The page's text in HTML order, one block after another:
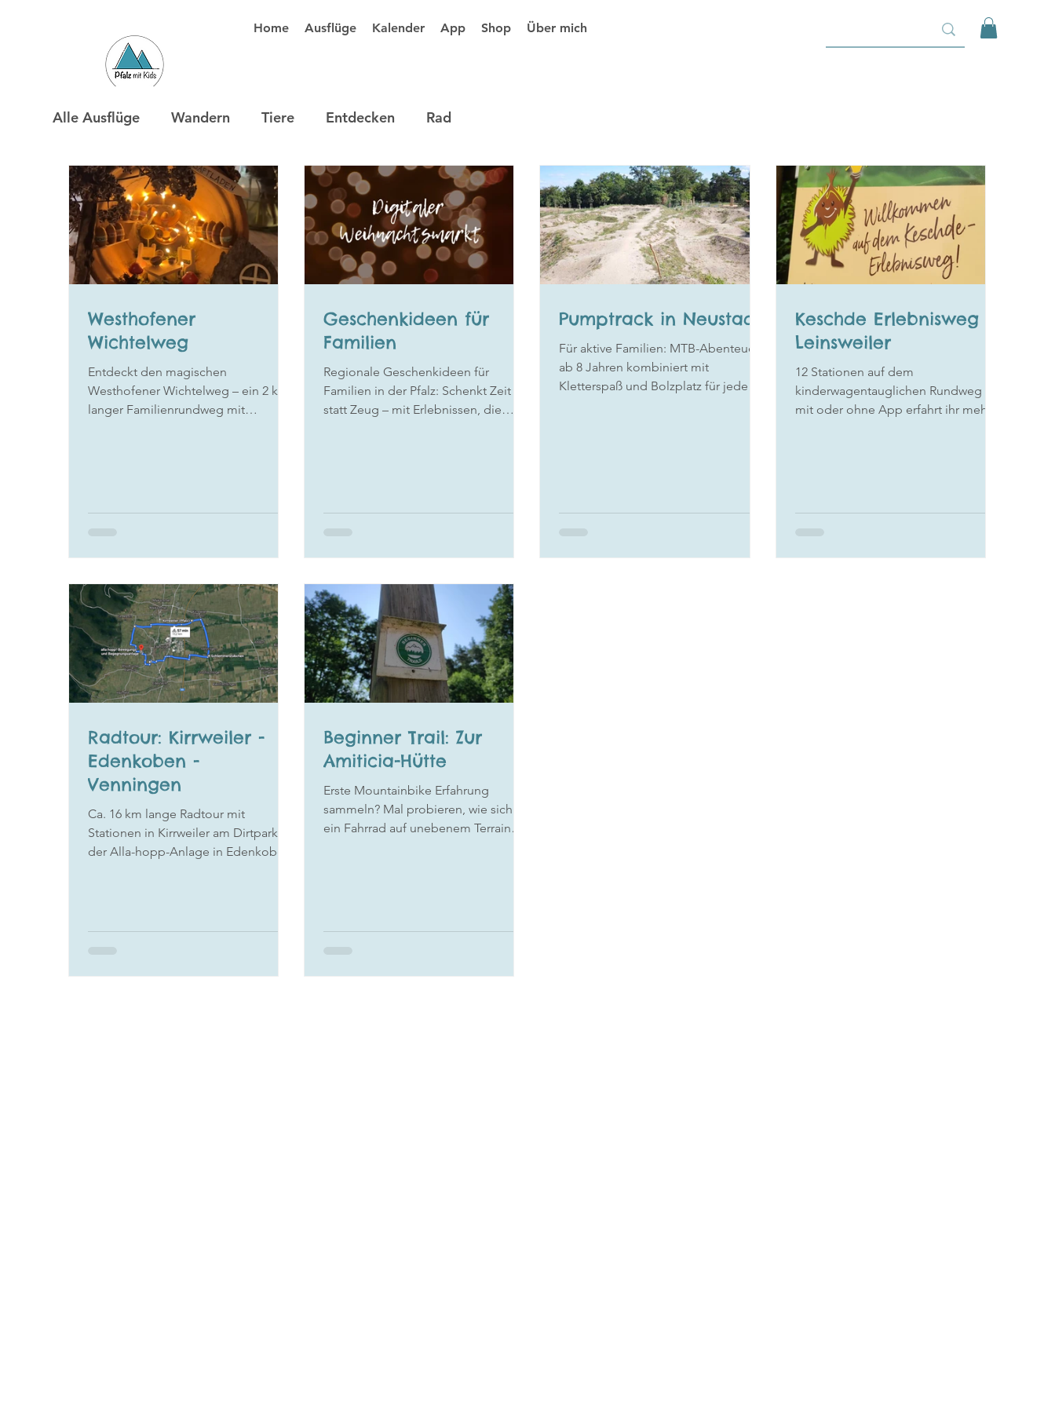
Home Ausflüge Kalender App Shop Über mich
Alle Ausflüge Wandern Tiere Entdecken Rad
Westhofener
Wichtelweg
Entdeckt den magischen
Westhofener Wichtelweg – ein 2 km
langer Familienrundweg mit
Geschenkideen für
Familien
Regionale Geschenkideen für
Familien in der Pfalz: Schenkt Zeit
statt Zeug – mit Erlebnissen, die
Pumptrack in Neustadt
Für aktive Familien: MTB-Abenteuer
ab 8 Jahren kombiniert mit
Kletterspaß und Bolzplatz für jede
Keschde Erlebnisweg in
Leinsweiler
12 Stationen auf dem
kinderwagentauglichen Rundweg -
mit oder ohne App erfahrt ihr mehr
Radtour: Kirrweiler -
Edenkoben -
Venningen
Ca. 16 km lange Radtour mit
Stationen in Kirrweiler am Dirtpark,
der Alla-hopp-Anlage in Edenkoben
Beginner Trail: Zur
Amiticia-Hütte
Erste Mountainbike Erfahrung
sammeln? Mal probieren, wie sich
ein Fahrrad auf unebenem Terrain